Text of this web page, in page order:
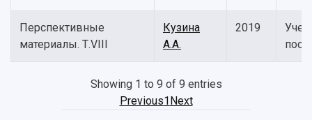
Перспективные
материалы. Т.VIII
Кузина
А.А.
2019
Showing 1 to 9 of 9 entries
Previous1Next